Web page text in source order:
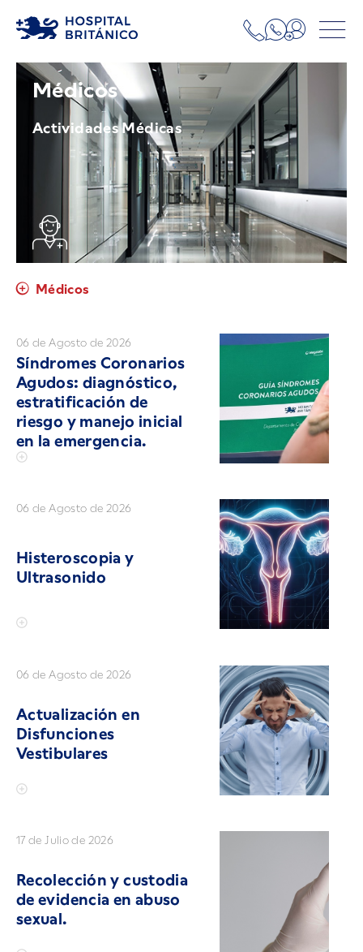
Médicos
Actividades Médicas
Médicos
06 de Agosto de 2026
Síndromes Coronarios
Agudos: diagnóstico,
estratificación de
riesgo y manejo inicial
en la emergencia.
06 de Agosto de 2026
Histeroscopia y
Ultrasonido
06 de Agosto de 2026
Actualización en
Disfunciones
Vestibulares
17 de Julio de 2026
Recolección y custodia
de evidencia en abuso
sexual.